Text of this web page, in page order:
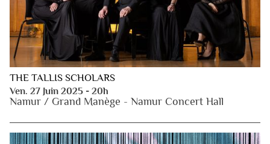
THE TALLIS SCHOLARS
Ven. 27 Juin 2025 - 20h
Namur / Grand Manège - Namur Concert Hall